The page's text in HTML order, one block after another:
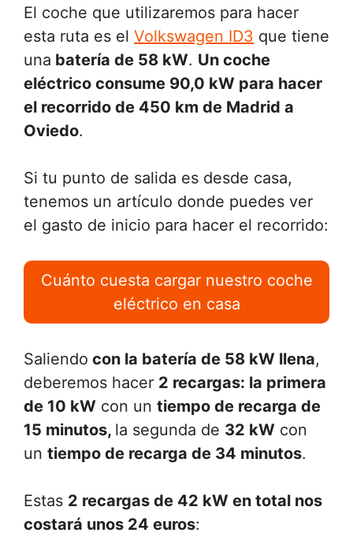
El coche que utilizaremos para hacer
esta ruta es el Volkswagen ID3 que tiene
una batería de 58 kW. Un coche
eléctrico consume 90,0 kW para hacer
el recorrido de 450 km de Madrid a
Oviedo.
Si tu punto de salida es desde casa,
tenemos un artículo donde puedes ver
el gasto de inicio para hacer el recorrido:
Cuánto cuesta cargar nuestro coche
eléctrico en casa
Saliendo con la batería de 58 kW llena,
deberemos hacer 2 recargas: la primera
de 10 kW con un tiempo de recarga de
15 minutos, la segunda de 32 kW con
un tiempo de recarga de 34 minutos.
Estas 2 recargas de 42 kW en total nos
costará unos 24 euros: